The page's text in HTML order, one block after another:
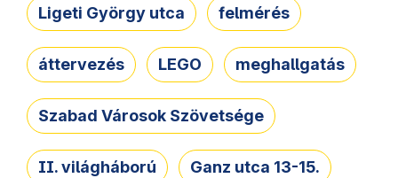
Ligeti György utca felmérés
áttervezés LEGO meghallgatás
Szabad Városok Szövetsége
II. világháború Ganz utca 13-15.